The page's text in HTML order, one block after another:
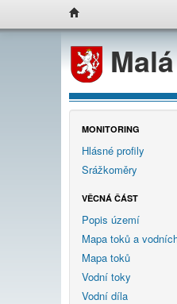
MONITORING
Hlásné profily
Srážkoměry
VĚCNÁ ČÁST
Popis území
Mapa toků a
Mapa toků
Vodní toky
Vodní díla